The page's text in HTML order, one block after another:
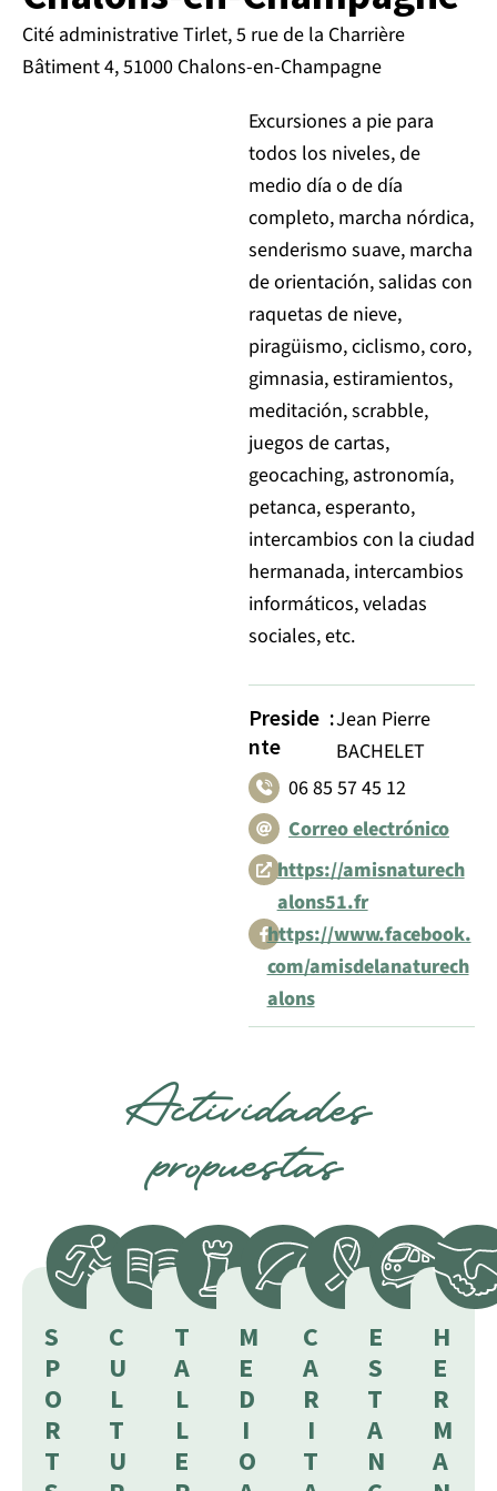
Cité administrative Tirlet, 5 rue de la Charrière
Bâtiment 4, 51000 Chalons-en-Champagne
Excursiones a pie para
todos los niveles, de
medio día o de día
completo, marcha nórdica,
senderismo suave, marcha
de orientación, salidas con
raquetas de nieve,
piragüismo, ciclismo, coro,
gimnasia, estiramientos,
meditación, scrabble,
juegos de cartas,
geocaching, astronomía,
petanca, esperanto,
intercambios con la ciudad
hermanada, intercambios
informáticos, veladas
sociales, etc.
Preside
nte
:Jean Pierre
BACHELET
06 85 57 45 12
Correo electrónico
https://amisnaturech
alons51.fr
https://www.facebook.
com/amisdelanaturech
alons
Actividades
propuestas
S
P
O
R
T
C
U
L
T
U
T
A
L
L
E
M
E
D
I
O
C
A
R
I
T
E
S
T
A
N
H
E
R
M
A